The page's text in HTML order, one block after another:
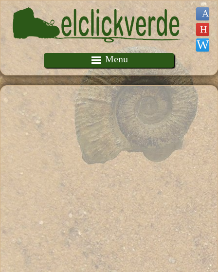
Pasar al contenido principal
Menu